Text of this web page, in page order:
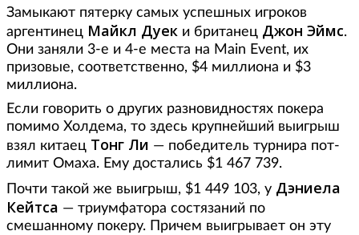
Замыкают пятерку самых успешных игроков
аргентинец Майкл Дуек и британец Джон Эймс.
Они заняли 3-е и 4-е места на Main Event, их
призовые, соответственно, $4 миллиона и $3
миллиона.
Если говорить о других разновидностях покера
помимо Холдема, то здесь крупнейший выигрыш
взял китаец Тонг Ли — победитель турнира пот-
лимит Омаха. Ему достались $1 467 739.
Почти такой же выигрыш, $1 449 103, у Дэниела
Кейтса — триумфатора состязаний по
смешанному покеру. Причем выигрывает он эту